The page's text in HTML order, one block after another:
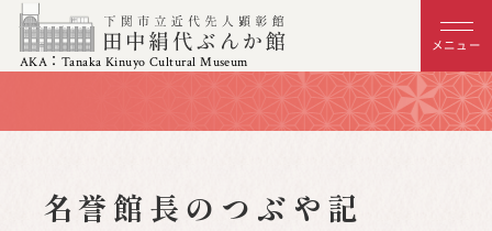
AKA：Tanaka Kinuyo Cultural Museum
メニュー
名誉館長のつぶや記